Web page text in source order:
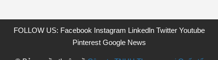
FOLLOW US: Facebook Instagram Linkedln Twitter Youtube
Pinterest Google News